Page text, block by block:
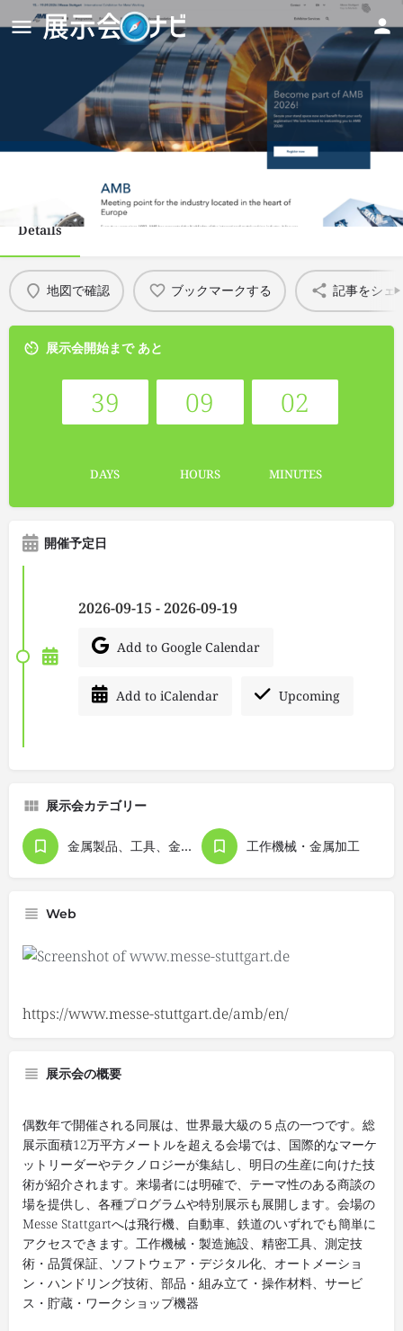
AMB 2026 - International
Exhibition for Metal Working
Details
地図で確認 ブックマークする 記事をシェ
展示会開始まで あと
39
DAYS
09
HOURS
02
MINUTES
開催予定日
2026-09-15 - 2026-09-19
Add to Google Calendar
Add to iCalendar Upcoming
展示会カテゴリー
金属製品、工具、金型 工作機械・金属加工
Web
https://www.messe-stuttgart.de/amb/en/
展示会の概要
偶数年で開催される同展は、世界最大級の５点の一つです。総
展示面積12万平方メートルを超える会場では、国際的なマーケ
ットリーダーやテクノロジーが集結し、明日の生産に向けた技
術が紹介されます。来場者には明確で、テーマ性のある商談の
場を提供し、各種プログラムや特別展示も展開します。会場の
Messe Stattgartへは飛行機、自動車、鉄道のいずれでも簡単に
アクセスできます。工作機械・製造施設、精密工具、測定技
術・品質保証、ソフトウェア・デジタル化、オートメーショ
ン・ハンドリング技術、部品・組み立て・操作材料、サービ
ス・貯蔵・ワークショップ機器